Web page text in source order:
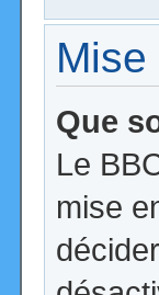
Que
Le
mise